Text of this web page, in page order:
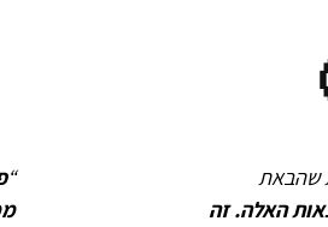
שהבאת
האלה. זה
“